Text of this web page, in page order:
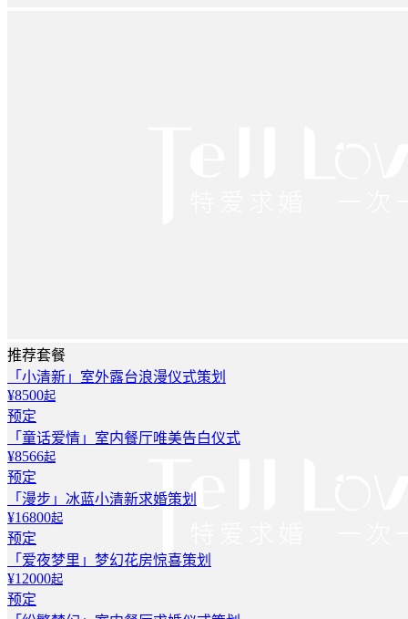
推荐套餐
「小清新」室外露台浪漫仪式策划
¥8500起
预定
「童话爱情」室内餐厅唯美告白仪式
¥8566起
预定
「漫步」冰蓝小清新求婚策划
¥16800起
预定
「爱夜梦里」梦幻花房惊喜策划
¥12000起
预定